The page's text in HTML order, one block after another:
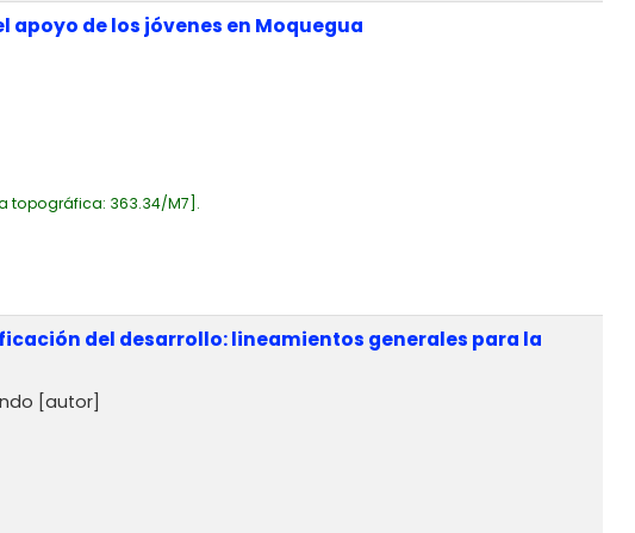
de los jóvenes en Moquegua
topográfica: 363.34/M7 .
del desarrollo: lineamientos generales para la
[autor]